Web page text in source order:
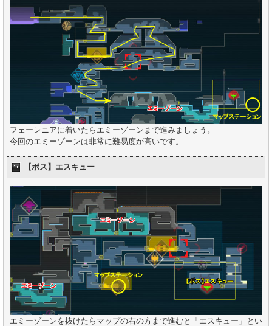
フェーレニアに着いたらエミーゾーンまで進みましょう。
今回のエミーゾーンは非常に難易度が高いです。
【ボス】エスキュー
エミーゾーンを抜けたらマップの右の方まで進むと「エスキュー」とい